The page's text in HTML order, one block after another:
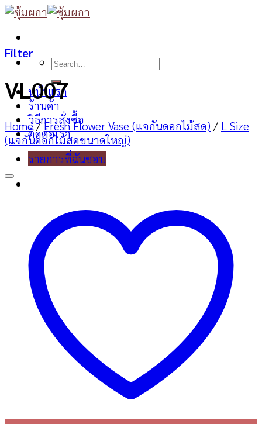
Skip
content
Search
หน้าแรก
ร้านค้า
วิธีการสั่งซื้อ
ติดต่อเรา
รายการที่ฉันชอบ
Filter
VL007
Home / Fresh Flower Vase (แจกันดอกไม้สด) / L Size
(แจกันดอกไม้สดขนาดใหญ่)